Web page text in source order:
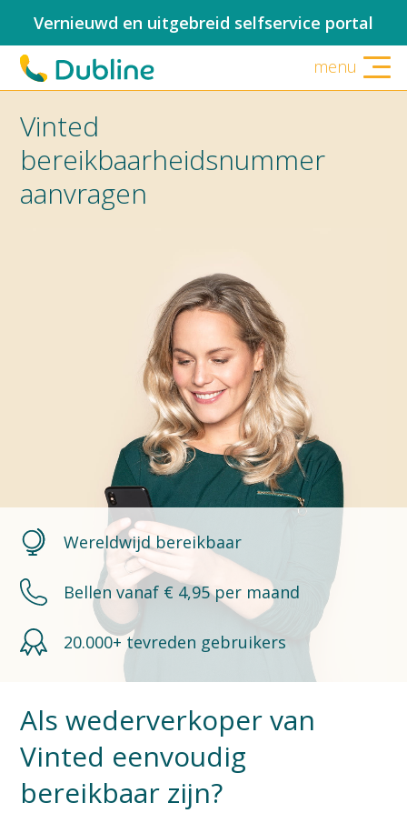
Vernieuwd en uitgebreid selfservice portal
menu
Vinted
bereikbaarheidsnummer
aanvragen
Wereldwijd bereikbaar
Bellen vanaf € 4,95 per maand
20.000+ tevreden gebruikers
Als wederverkoper van
Vinted eenvoudig
bereikbaar zijn?